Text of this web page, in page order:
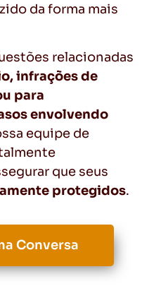
da forma mais
relacionadas
infrações de
para
envolvendo
equipe de
que seus
protegidos.
Conversa